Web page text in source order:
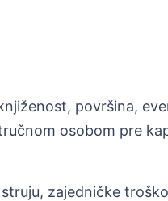
površina,
osobom pre
zajedničke